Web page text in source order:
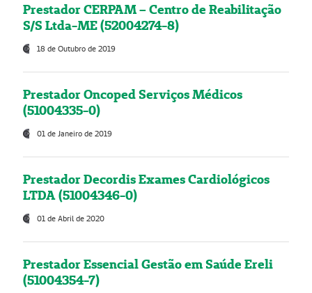
Prestador CERPAM – Centro de Reabilitação
S/S Ltda-ME (52004274-8)
18 de Outubro de 2019
Prestador Oncoped Serviços Médicos
(51004335-0)
01 de Janeiro de 2019
Prestador Decordis Exames Cardiológicos
LTDA (51004346-0)
01 de Abril de 2020
Prestador Essencial Gestão em Saúde Ereli
(51004354-7)